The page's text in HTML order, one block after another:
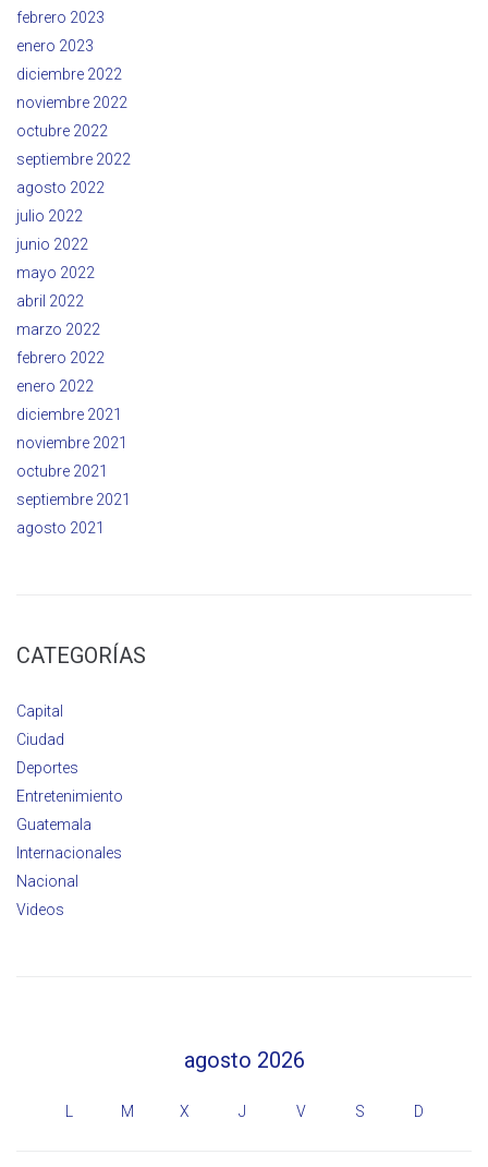
febrero 2023
enero 2023
diciembre 2022
noviembre 2022
octubre 2022
septiembre 2022
agosto 2022
julio 2022
junio 2022
mayo 2022
abril 2022
marzo 2022
febrero 2022
enero 2022
diciembre 2021
noviembre 2021
octubre 2021
septiembre 2021
agosto 2021
CATEGORÍAS
Capital
Ciudad
Deportes
Entretenimiento
Guatemala
Internacionales
Nacional
Videos
agosto 2026
M X J V S D